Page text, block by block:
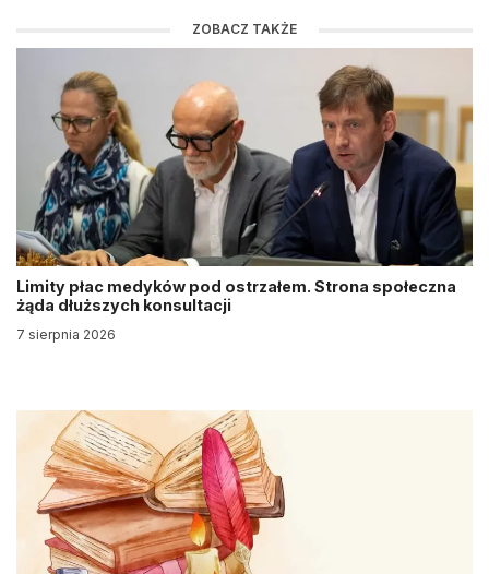
ZOBACZ TAKŻE
Limity płac medyków pod ostrzałem. Strona społeczna
żąda dłuższych konsultacji
7 sierpnia 2026